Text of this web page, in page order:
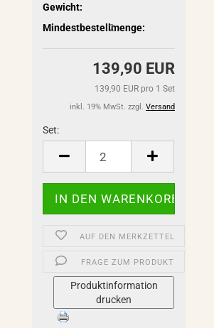
Gewicht:
Mindestbestellmenge:
2
139,90 EUR
139,90 EUR pro 1 Set
inkl. 19% MwSt. zzgl. Versand
Set:
AUF DEN MERKZETTEL
FRAGE ZUM PRODUKT
Produktinformation
drucken